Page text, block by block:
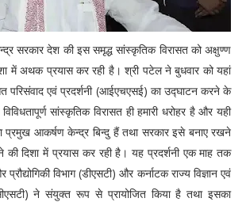
सरकार देश की इस समृद्ध सांस्कृतिक विरासत को अक्षुण्ण
में अथक प्रयास कर रही है। श्री पटेल ने बुधवार को यहां
परिसंवाद एवं प्रदर्शनी (आईएचएसई) का उद्घाटन करने के
सांस्कृतिक विरासत ही हमारी धरोहर है और यही
प्रमुख आकर्षण केन्द्र बिन्दु हैं तथा सरकार इसे बनाए रखने
की दिशा में प्रयास कर रही है। यह प्रदर्शनी एक माह तक
विभाग (डीएसटी) और कर्नाटक राज्य विज्ञान एवं
ने संयुक्त रूप से प्रायोजित किया है तथा इसका